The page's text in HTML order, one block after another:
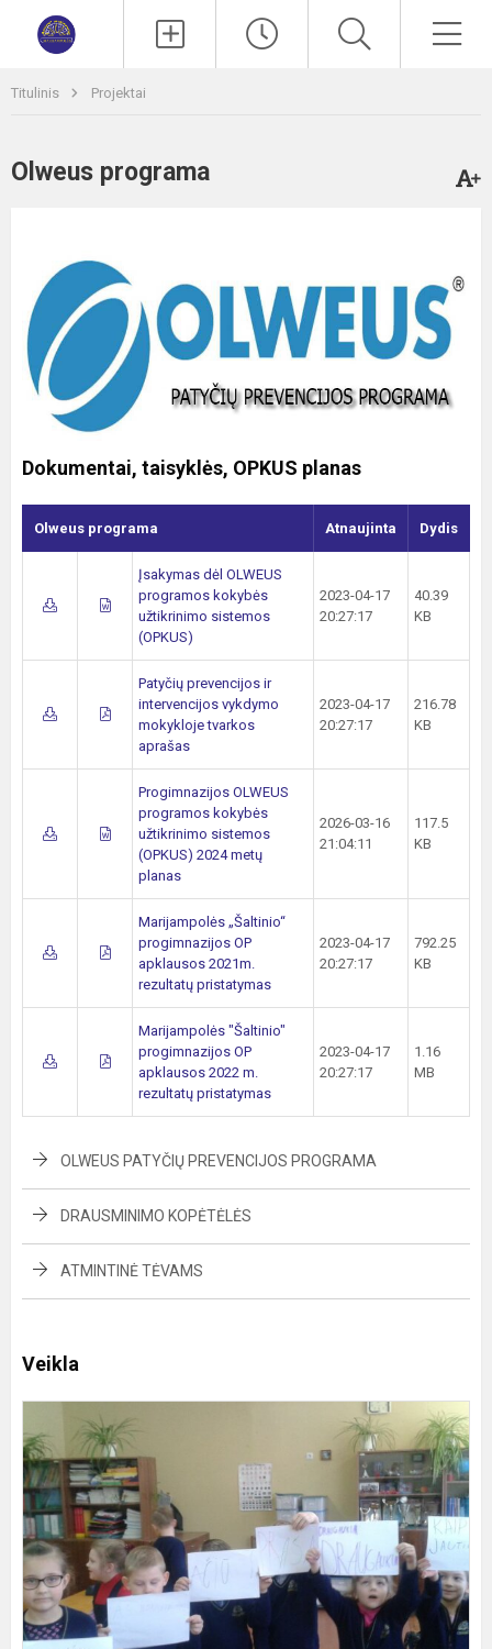
Titulinis Projektai
Olweus programa
Dokumentai, taisyklės, OPKUS planas
Olweus programa Atnaujinta Dydis
Įsakymas dėl OLWEUS
programos kokybės
užtikrinimo sistemos
(OPKUS)
2023-04-17
20:27:17
40.39
KB
Patyčių prevencijos ir
intervencijos vykdymo
mokykloje tvarkos
aprašas
2023-04-17
20:27:17
216.78
KB
Progimnazijos OLWEUS
programos kokybės
užtikrinimo sistemos
(OPKUS) 2024 metų
planas
2026-03-16
21:04:11
117.5
KB
Marijampolės „Šaltinio“
progimnazijos OP
apklausos 2021m.
rezultatų pristatymas
2023-04-17
20:27:17
792.25
KB
Marijampolės "Šaltinio"
progimnazijos OP
apklausos 2022 m.
rezultatų pristatymas
2023-04-17
20:27:17
1.16
MB
OLWEUS PATYČIŲ PREVENCIJOS PROGRAMA
DRAUSMINIMO KOPĖTĖLĖS
ATMINTINĖ TĖVAMS
Veikla